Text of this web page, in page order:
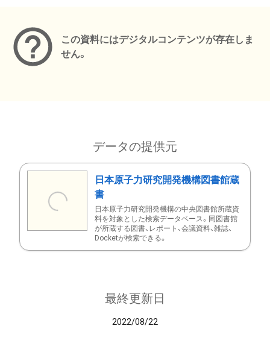
この資料にはデジタルコンテンツが存在しま
せん。
データの提供元
日本原子力研究開発機構図書館蔵
書
日本原子力研究開発機構の中央図書館所蔵資
料を対象とした検索データベース。同図書館
が所蔵する図書、レポート、会議資料、雑誌、
Docketが検索できる。
最終更新日
2022/08/22